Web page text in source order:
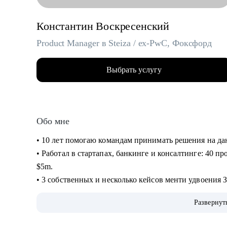
Константин Воскресенский
Product Manager в Steiza / ex-PwC, Фоксфорд
Выбрать услугу
Обо мне
• 10 лет помогаю командам принимать решения на
• Работал в стартапах, банкинге и консалтинге: 40
$5m.
• 3 собственных и несколько кейсов менти
• На ты. Не в легкости, но на чилле. Живу в